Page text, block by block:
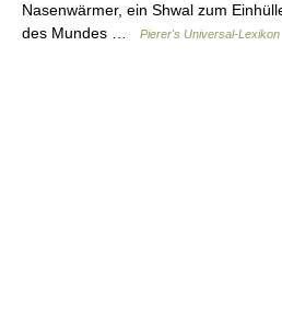
Nasenwärmer, ein Shwal zum
des Mundes …
Pierer's Universal-Lexikon